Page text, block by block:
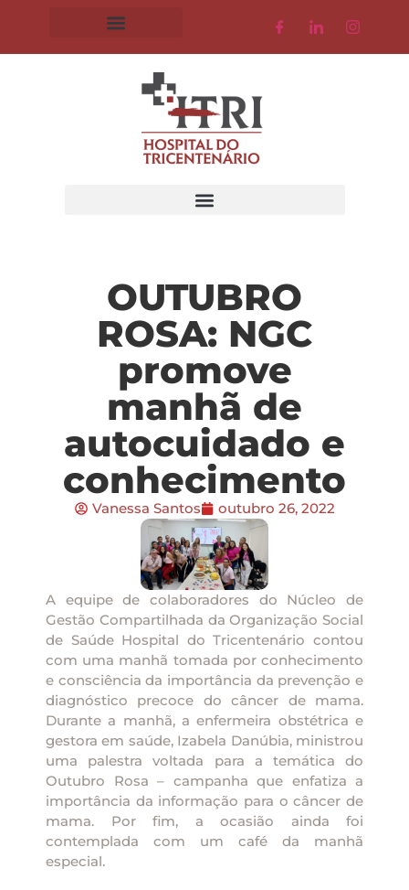
OUTUBRO
ROSA: NGC
promove
manhã de
autocuidado e
conhecimento
Vanessa Santos outubro 26, 2022
A equipe de colaboradores do Núcleo de
Gestão Compartilhada da Organização Social
de Saúde Hospital do Tricentenário contou
com uma manhã tomada por conhecimento
e consciência da importância da prevenção e
diagnóstico precoce do câncer de mama.
Durante a manhã, a enfermeira obstétrica e
gestora em saúde, Izabela Danúbia, ministrou
uma palestra voltada para a temática do
Outubro Rosa – campanha que enfatiza a
importância da informação para o câncer de
mama. Por fim, a ocasião ainda foi
contemplada com um café da manhã
especial.